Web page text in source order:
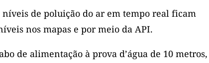
níveis de poluição do ar em tempo real ficam
nos mapas e por meio da API.
de alimentação à prova d’água de 10